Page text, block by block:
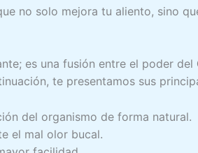
no solo mejora tu aliento, sino
es una fusión entre el poder del
te presentamos sus
del organismo de forma natural.
el mal olor bucal.